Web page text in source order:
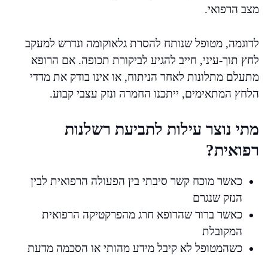
מצב הרפואי.
לדוגמה, מטופל שנותח להסרת גלאוקומה ונדרש למעקב
לחץ תוך-עיני, חייב להגיע לביקורת תכופה. אם הרופא
מתעלם מתלונות לאחר הניתוח, או אינו בודק את מדדי
הלחץ המתאימים, ייתכנו החמרה ונזק עצבי קבוע.
מתי נוצר עילות לתביעת רשלנות
רפואית?
כאשר מוכח קשר סיבתי בין הפעולה הרפואית לבין
הנזק שנגרם
כאשר ברור שהרופא חרג מהפרקטיקה הרפואית
המקובלת
כשהמטופל לא קיבל מידע מהותי או הסכמה מדעת